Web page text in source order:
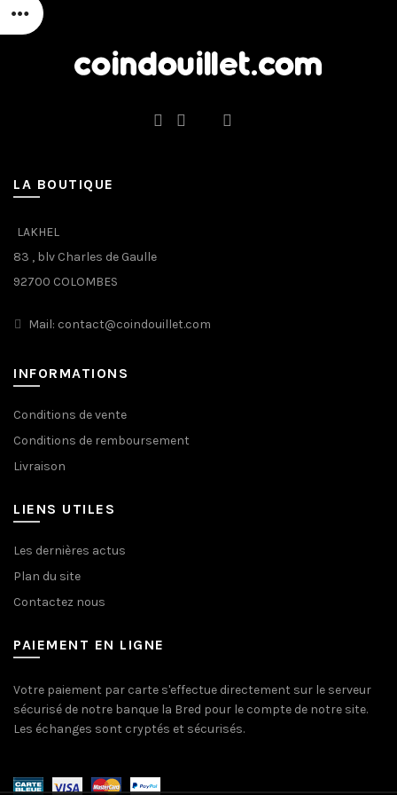
LA BOUTIQUE
LAKHEL
83 , blv Charles de Gaulle
92700 COLOMBES
Mail: contact@coindouillet.com
INFORMATIONS
Conditions de vente
Conditions de remboursement
Livraison
LIENS UTILES
Les dernières actus
Plan du site
Contactez nous
PAIEMENT EN LIGNE
Votre paiement par carte s'effectue directement sur le serveur
sécurisé de notre banque la Bred pour le compte de notre site.
Les échanges sont cryptés et sécurisés.